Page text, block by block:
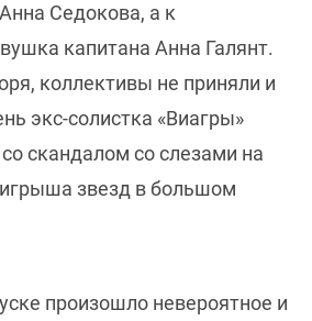
Седокова, а к
капитана Анна Галянт.
коллективы не приняли и
экс-солистка «Виагры»
скандалом со слезами на
звезд в большом
произошло невероятное и